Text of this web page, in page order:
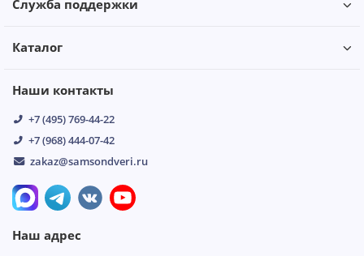
Служба поддержки
Каталог
Наши контакты
+7 (495) 769-44-22
+7 (968) 444-07-42
zakaz@samsondveri.ru
Наш адрес